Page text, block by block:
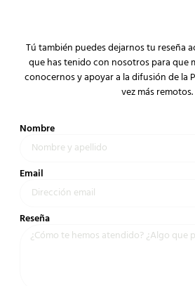
Tú también puedes dejarnos tu reseña
que has tenido con nosotros para que
conocernos y apoyar a la difusión de la
vez más remotos.
Nombre
Email
Reseña